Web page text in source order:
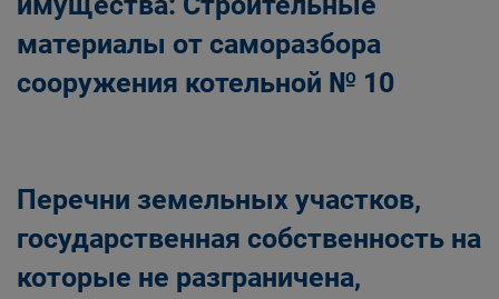
Беловского городского округа
материалы от саморазбора
сооружения котельной № 10
Перечни земельных участков,
государственная собственность на
которые не разграничена,